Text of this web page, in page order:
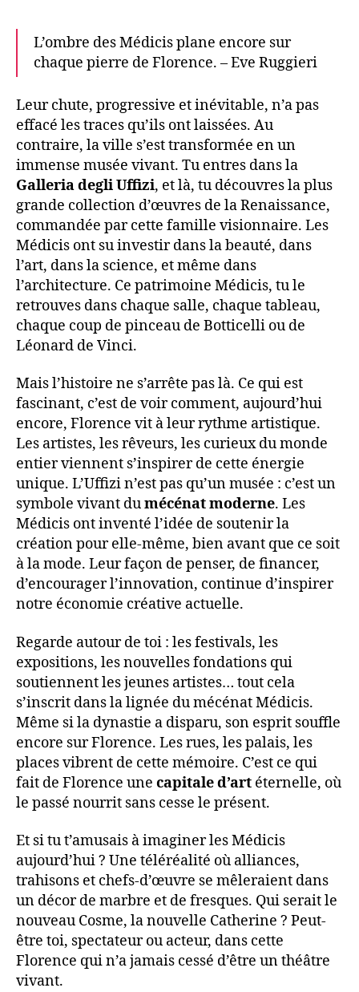
L’ombre des Médicis plane encore sur
chaque pierre de Florence. – Eve Ruggieri
Leur chute, progressive et inévitable, n’a pas
effacé les traces qu’ils ont laissées. Au
contraire, la ville s’est transformée en un
immense musée vivant. Tu entres dans la
Galleria degli Uffizi, et là, tu découvres la plus
grande collection d’œuvres de la Renaissance,
commandée par cette famille visionnaire. Les
Médicis ont su investir dans la beauté, dans
l’art, dans la science, et même dans
l’architecture. Ce patrimoine Médicis, tu le
retrouves dans chaque salle, chaque tableau,
chaque coup de pinceau de Botticelli ou de
Léonard de Vinci.
Mais l’histoire ne s’arrête pas là. Ce qui est
fascinant, c’est de voir comment, aujourd’hui
encore, Florence vit à leur rythme artistique.
Les artistes, les rêveurs, les curieux du monde
entier viennent s’inspirer de cette énergie
unique. L’Uffizi n’est pas qu’un musée : c’est un
symbole vivant dumécénat moderne. Les
Médicis ont inventé l’idée de soutenir la
création pour elle-même, bien avant que ce soit
à la mode. Leur façon de penser, de financer,
d’encourager l’innovation, continue d’inspirer
notre économie créative actuelle.
Regarde autour de toi : les festivals, les
expositions, les nouvelles fondations qui
soutiennent les jeunes artistes… tout cela
s’inscrit dans la lignée du mécénat Médicis.
Même si la dynastie a disparu, son esprit souffle
encore sur Florence. Les rues, les palais, les
places vibrent de cette mémoire. C’est ce qui
fait de Florence une capitale d’art éternelle, où
le passé nourrit sans cesse le présent.
Et si tu t’amusais à imaginer les Médicis
aujourd’hui ? Une téléréalité où alliances,
trahisons et chefs-d’œuvre se mêleraient dans
un décor de marbre et de fresques. Qui serait le
nouveau Cosme, la nouvelle Catherine ? Peut-
être toi, spectateur ou acteur, dans cette
Florence qui n’a jamais cessé d’être un théâtre
vivant.